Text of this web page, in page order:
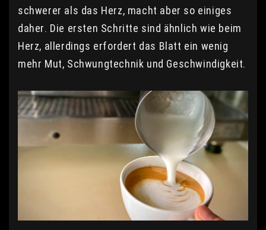
schwerer als das Herz, macht aber so einiges
daher. Die ersten Schritte sind ähnlich wie beim
Herz, allerdings erfordert das Blatt ein wenig
mehr Mut, Schwungtechnik und Geschwindigkeit.